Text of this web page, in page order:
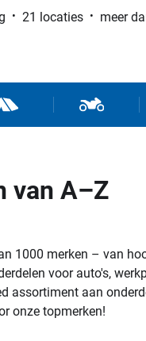
21 locaties meer
en sportBromfiets
van A–Z
1000 merken – van
voor auto's,
assortiment aan
onze topmerken!